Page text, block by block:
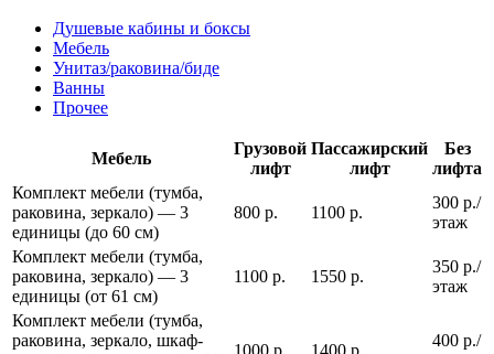
Душевые кабины и боксы
Мебель
Унитаз/раковина/биде
Ванны
Прочее
Мебель
Грузовой
лифт
Пассажирский
лифт
Без
лифта
Комплект мебели (тумба,
раковина, зеркало) — 3
единицы (до 60 см)
800 р. 1100 р.
300 р./
этаж
Комплект мебели (тумба,
раковина, зеркало) — 3
единицы (от 61 см)
1100 р. 1550 р.
350 р./
этаж
Комплект мебели (тумба,
раковина, зеркало, шкаф-
400 р./